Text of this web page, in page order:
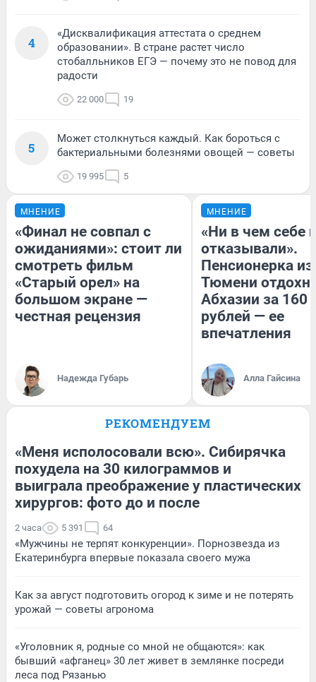
4
«Дисквалификация аттестата о среднем
образовании». В стране растет число
стобалльников ЕГЭ — почему это не повод для
радости
22 000 19
5
Может столкнуться каждый. Как бороться с
бактериальными болезнями овощей — советы
19 995 5
МНЕНИЕ
«Финал не совпал с
ожиданиями»: стоит ли
смотреть фильм
«Старый орел» на
большом экране —
честная рецензия
Надежда Губарь
МНЕНИЕ
«Ни в чем себе
отказывали».
Пенсионерка из
Тюмени
Абхазии за 160
рублей — ее
впечатления
Алла Гайсина
РЕКОМЕНДУЕМ
«Меня исполосовали всю». Сибирячка
похудела на 30 килограммов и
выиграла преображение у пластических
хирургов: фото до и после
2 часа 5 391 64
«Мужчины не терпят конкуренции». Порнозвезда из
Екатеринбурга впервые показала своего мужа
Как за август подготовить огород к зиме и не потерять
урожай — советы агронома
«Уголовник я, родные со мной не общаются»: как
бывший «афганец» 30 лет живет в землянке посреди
леса под Рязанью